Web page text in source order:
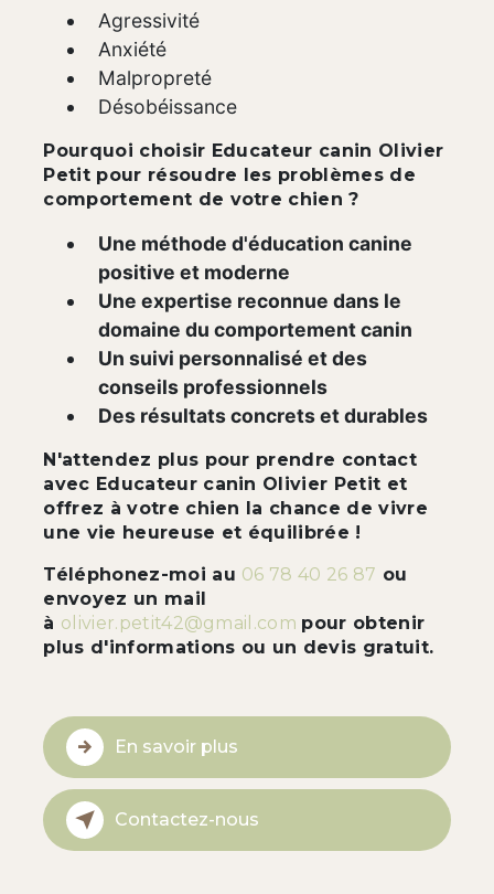
Agressivité
Anxiété
Malpropreté
Désobéissance
Pourquoi choisir Educateur canin Olivier
Petit pour résoudre les problèmes de
comportement de votre chien ?
Une méthode d'éducation canine
positive et moderne
Une expertise reconnue dans le
domaine du comportement canin
Un suivi personnalisé et des
conseils professionnels
Des résultats concrets et durables
N'attendez plus pour prendre contact
avec Educateur canin Olivier Petit et
offrez à votre chien la chance de vivre
une vie heureuse et équilibrée !
Téléphonez-moi au 06 78 40 26 87 ou
envoyez un mail
à olivier.petit42@gmail.com pour obtenir
plus d'informations ou un devis gratuit.
En savoir plus
Contactez-nous